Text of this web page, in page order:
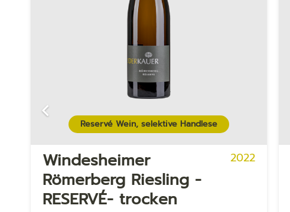
Reservé Wein, selektive Handlese
Windesheimer
Römerberg Riesling -
RESERVÉ- trocken
2022